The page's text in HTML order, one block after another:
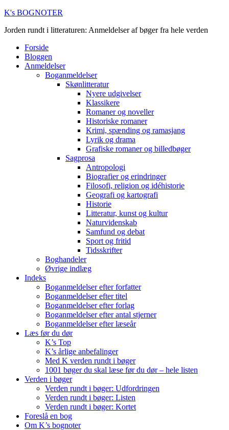
K's BOGNOTER
Jorden rundt i litteraturen: Anmeldelser af bøger fra hele verden
Forside
Bloggen
Anmeldelser
Boganmeldelser
Skønlitteratur
Nyere udgivelser
Klassikere
Romaner og noveller
Historiske romaner
Krimi, spænding og ramasjang
Lyrik og drama
Grafiske romaner og billedbøger
Sagprosa
Antropologi
Biografier og erindringer
Filosofi, religion og idéhistorie
Geografi og kartografi
Historie
Litteratur, kunst og kultur
Naturvidenskab
Samfund og debat
Sport og fritid
Tidsskrifter
Boghandeler
Øvrige indlæg
Indeks
Boganmeldelser efter forfatter
Boganmeldelser efter titel
Boganmeldelser efter forlag
Boganmeldelser efter antal stjerner
Boganmeldelser efter læseår
Læs før du dør
K’s Top
K’s årlige anbefalinger
Med K verden rundt i bøger
1001 bøger du skal læse før du dør – hele listen
Verden i bøger
Verden rundt i bøger: Udfordringen
Verden rundt i bøger: Listen
Verden rundt i bøger: Kortet
Foreslå en bog
Om K’s bognoter